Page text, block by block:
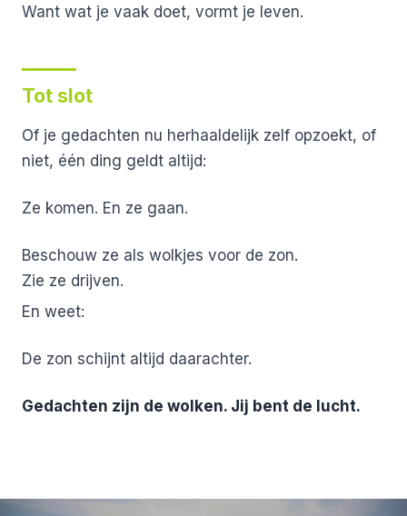
Want wat je vaak doet, vormt je leven.
Tot slot
Of je gedachten nu herhaaldelijk zelf opzoekt, of
niet, één ding geldt altijd:
Ze komen. En ze gaan.
Beschouw ze als wolkjes voor de zon.
Zie ze drijven.
En weet:
De zon schijnt altijd daarachter.
Gedachten zijn de wolken. Jij bent de lucht.